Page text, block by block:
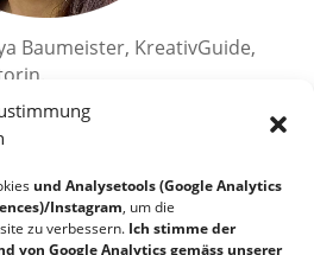
und Analysetools (Google Analytics
Instagram, um die
zu verbessern. Ich stimme der
von Google Analytics gemäss unserer
Baumeister, KreativGuide,
du deine kreativen
kannst.
großen Traum erfüllt
an den wunderschönen
Ich liebe es